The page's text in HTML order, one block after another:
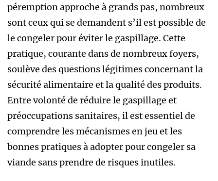
péremption approche à grands pas, nombreux
sont ceux qui se demandent s’il est possible de
le congeler pour éviter le gaspillage. Cette
pratique, courante dans de nombreux foyers,
soulève des questions légitimes concernant la
sécurité alimentaire et la qualité des produits.
Entre volonté de réduire le gaspillage et
préoccupations sanitaires, il est essentiel de
comprendre les mécanismes en jeu et les
bonnes pratiques à adopter pour congeler sa
viande sans prendre de risques inutiles.